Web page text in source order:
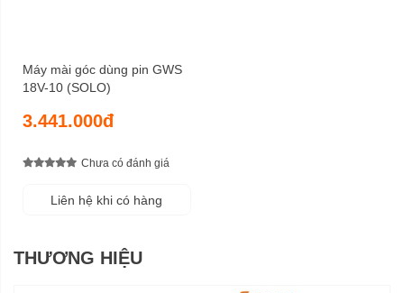
Máy mài góc dùng pin GWS
18V-10 (SOLO)
3.441.000đ
Chưa có đánh giá
Liên hệ khi có hàng
THƯƠNG HIỆU